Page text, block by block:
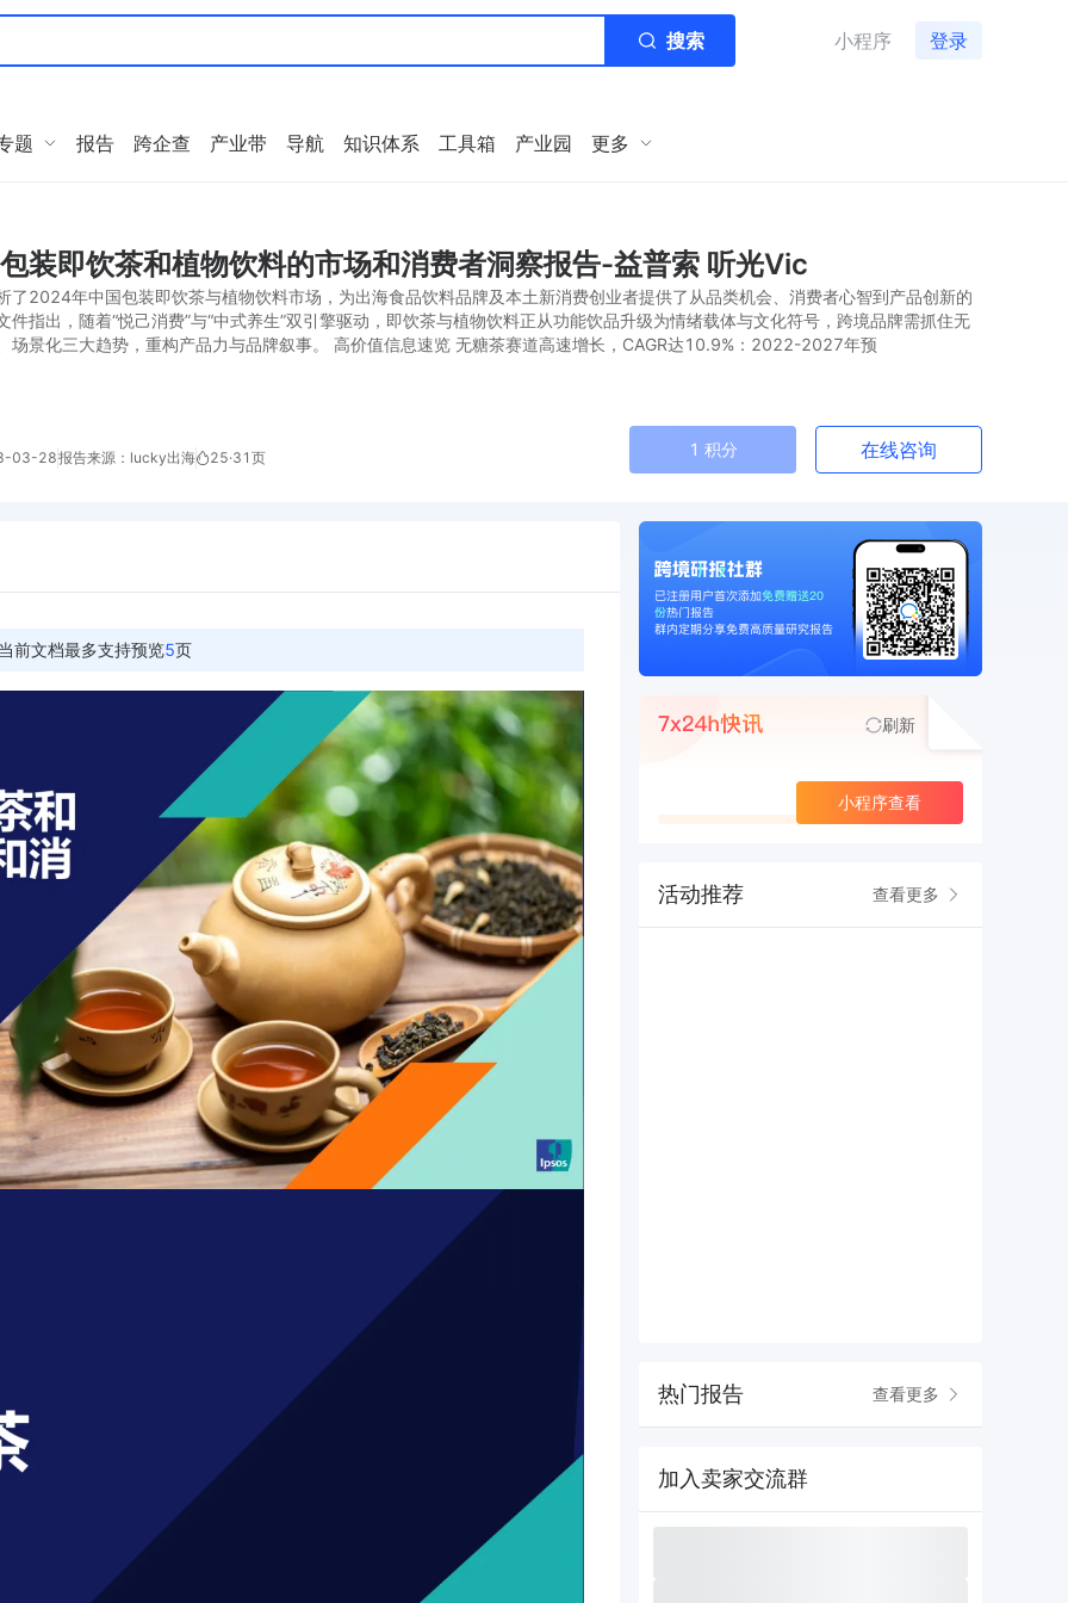
搜索 小程序 登录
题 报告 跨企查 产业带 导航 知识体系 工具箱 产业园 更多
装即饮茶和植物饮料的市场和消费者洞察报告-益普索 听光Vic
了2024年中国包装即饮茶与植物饮料市场，为出海食品饮料品牌及本土新消费创业者提供了从品类机会、消费者心智到产品创新的
件指出，随着“悦己消费”与“中式养生”双引擎驱动，即饮茶与植物饮料正从功能饮品升级为情绪载体与文化符号，跨境品牌需抓住无
场景化三大趋势，重构产品力与品牌叙事。 高价值信息速览 无糖茶赛道高速增长，CAGR达10.9%：2022-2027年预
03-28报告来源：lucky出海 25·31页 在线咨询
1 积分
前文档最多支持预览5页
刷新
小程序查看
活动推荐 查看更多
热门报告 查看更多
加入卖家交流群